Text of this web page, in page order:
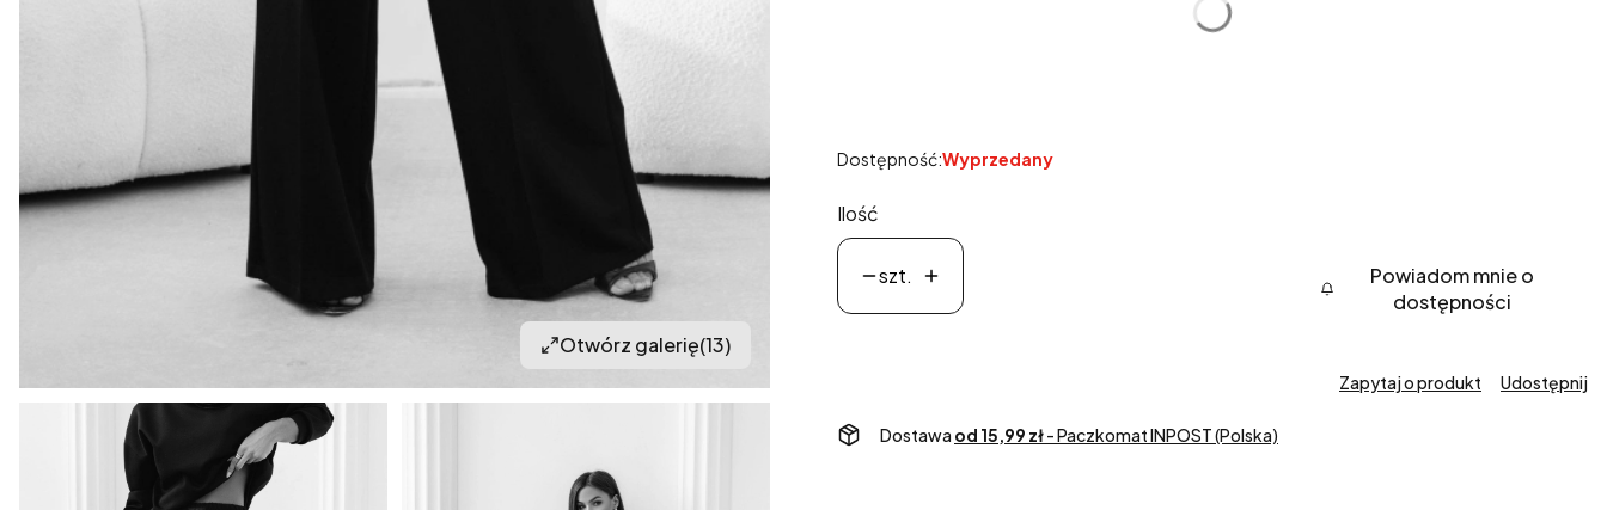
Otwórz galerię(13)
Dostępność:Wyprzedany
Ilość
szt.
Powiadom mnie o
dostępności
Zapytaj o produkt Udostępnij
Dostawa od 15,99 zł- Paczkomat INPOST (Polska)